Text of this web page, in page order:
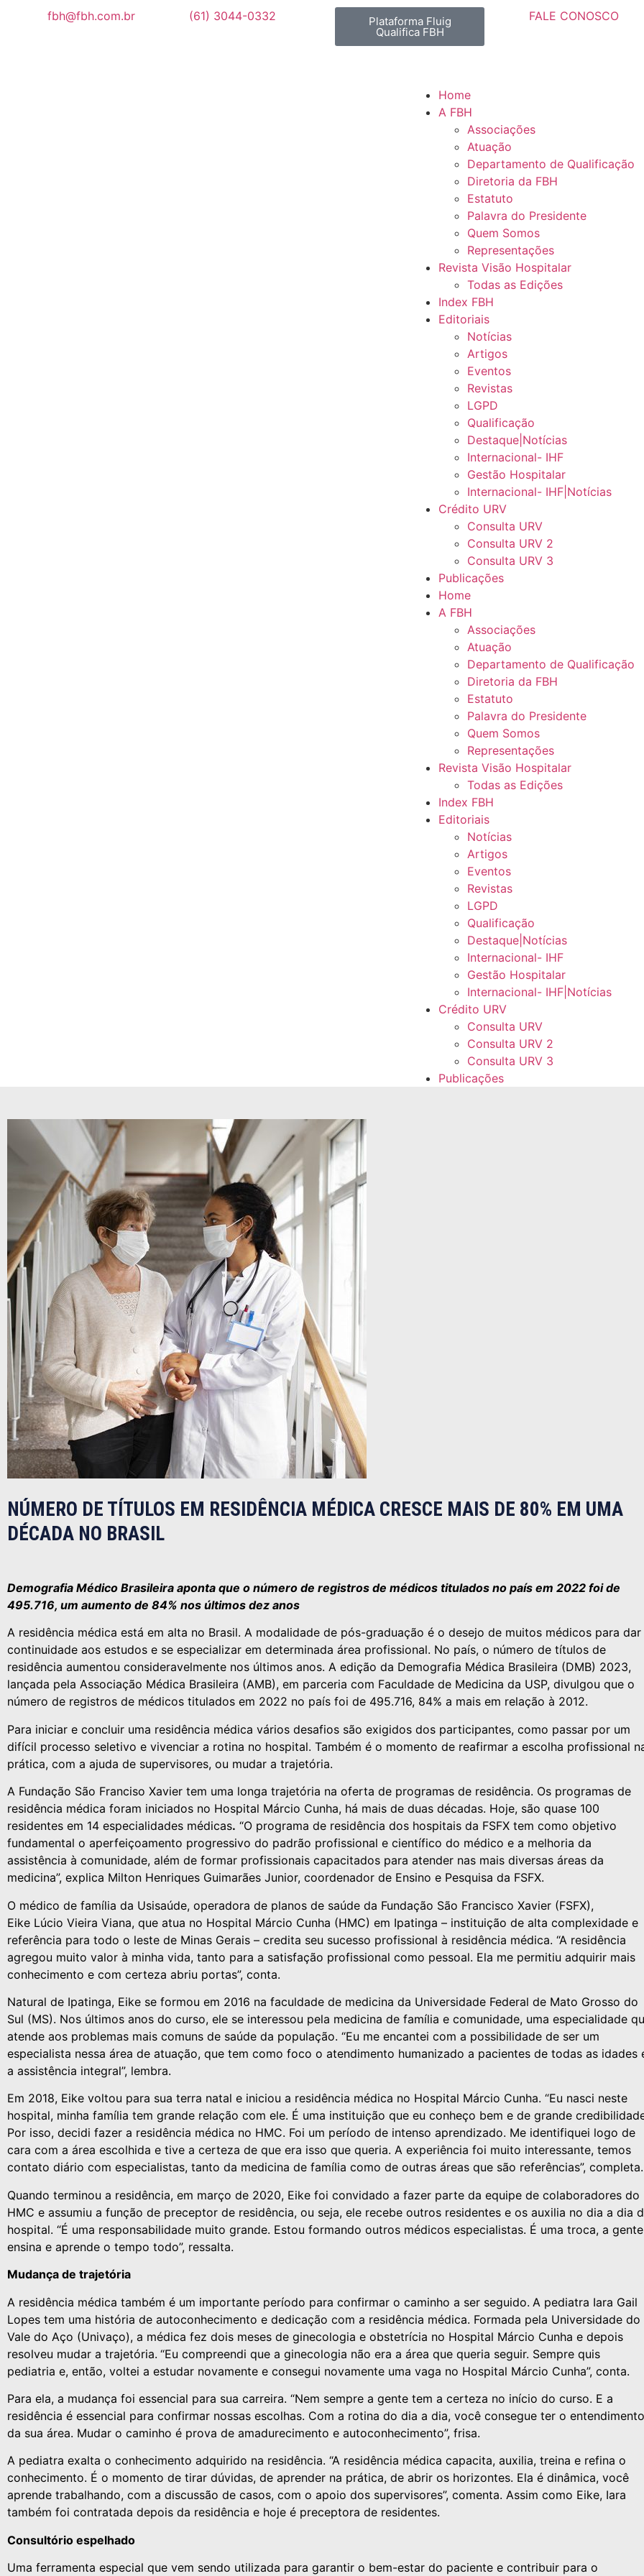
fbh@fbh.com.br (61) 3044-0332 Plataforma Fluig
Qualifica FBH
FALE CONOSCO
Home
A FBH
Associações
Atuação
Departamento de Qualificação
Diretoria da FBH
Estatuto
Palavra do Presidente
Quem Somos
Representações
Revista Visão Hospitalar
Todas as Edições
Index FBH
Editoriais
Notícias
Artigos
Eventos
Revistas
LGPD
Qualificação
Destaque|Notícias
Internacional- IHF
Gestão Hospitalar
Internacional- IHF|Notícias
Crédito URV
Consulta URV
Consulta URV 2
Consulta URV 3
Publicações
Home
A FBH
Associações
Atuação
Departamento de Qualificação
Diretoria da FBH
Estatuto
Palavra do Presidente
Quem Somos
Representações
Revista Visão Hospitalar
Todas as Edições
Index FBH
Editoriais
Notícias
Artigos
Eventos
Revistas
LGPD
Qualificação
Destaque|Notícias
Internacional- IHF
Gestão Hospitalar
Internacional- IHF|Notícias
Crédito URV
Consulta URV
Consulta URV 2
Consulta URV 3
Publicações
NÚMERO DE TÍTULOS EM RESIDÊNCIA MÉDICA CRESCE MAIS DE 80% EM UMA
DÉCADA NO BRASIL
Demografia Médico Brasileira aponta que o número de registros de médicos titulados no país em 2022 foi de
495.716, um aumento de 84% nos últimos dez anos
A residência médica está em alta no Brasil. A modalidade de pós-graduação é o desejo de muitos médicos para dar
continuidade aos estudos e se especializar em determinada área profissional. No país, o número de títulos de
residência aumentou consideravelmente nos últimos anos. A edição da Demografia Médica Brasileira (DMB) 2023,
lançada pela Associação Médica Brasileira (AMB), em parceria com Faculdade de Medicina da USP, divulgou que o
número de registros de médicos titulados em 2022 no país foi de 495.716, 84% a mais em relação à 2012.
Para iniciar e concluir uma residência médica vários desafios são exigidos dos participantes, como passar por um
difícil processo seletivo e vivenciar a rotina no hospital. Também é o momento de reafirmar a escolha profissional
prática, com a ajuda de supervisores, ou mudar a trajetória.
A Fundação São Franciso Xavier tem uma longa trajetória na oferta de programas de residência. Os programas de
residência médica foram iniciados no Hospital Márcio Cunha, há mais de duas décadas. Hoje, são quase 100
residentes em 14 especialidades médicas. “O programa de residência dos hospitais da FSFX tem como objetivo
fundamental o aperfeiçoamento progressivo do padrão profissional e científico do médico e a melhoria da
assistência à comunidade, além de formar profissionais capacitados para atender nas mais diversas áreas da
medicina”, explica Milton Henriques Guimarães Junior, coordenador de Ensino e Pesquisa da FSFX.
O médico de família da Usisaúde, operadora de planos de saúde da Fundação São Francisco Xavier (FSFX),
Eike Lúcio Vieira Viana, que atua no Hospital Márcio Cunha (HMC) em Ipatinga – instituição de alta complexidade e
referência para todo o leste de Minas Gerais – credita seu sucesso profissional à residência médica. “A residência
agregou muito valor à minha vida, tanto para a satisfação profissional como pessoal. Ela me permitiu adquirir mais
conhecimento e com certeza abriu portas”, conta.
Natural de Ipatinga, Eike se formou em 2016 na faculdade de medicina da Universidade Federal de Mato Grosso do
Sul (MS). Nos últimos anos do curso, ele se interessou pela medicina de família e comunidade, uma especialidade
atende aos problemas mais comuns de saúde da população. “Eu me encantei com a possibilidade de ser um
especialista nessa área de atuação, que tem como foco o atendimento humanizado a pacientes de todas as idades
a assistência integral”, lembra.
Em 2018, Eike voltou para sua terra natal e iniciou a residência médica no Hospital Márcio Cunha. “Eu nasci neste
hospital, minha família tem grande relação com ele. É uma instituição que eu conheço bem e de grande
Por isso, decidi fazer a residência médica no HMC. Foi um período de intenso aprendizado. Me identifiquei logo de
cara com a área escolhida e tive a certeza de que era isso que queria. A experiência foi muito interessante, temos
contato diário com especialistas, tanto da medicina de família como de outras áreas que são referências”, completa.
Quando terminou a residência, em março de 2020, Eike foi convidado a fazer parte da equipe de colaboradores do
HMC e assumiu a função de preceptor de residência, ou seja, ele recebe outros residentes e os auxilia no dia a dia
hospital. “É uma responsabilidade muito grande. Estou formando outros médicos especialistas. É uma troca, a gente
ensina e aprende o tempo todo”, ressalta.
Mudança de trajetória
A residência médica também é um importante período para confirmar o caminho a ser seguido. A pediatra Iara Gail
Lopes tem uma história de autoconhecimento e dedicação com a residência médica. Formada pela Universidade do
Vale do Aço (Univaço), a médica fez dois meses de ginecologia e obstetrícia no Hospital Márcio Cunha e depois
resolveu mudar a trajetória. “Eu compreendi que a ginecologia não era a área que queria seguir. Sempre quis
pediatria e, então, voltei a estudar novamente e consegui novamente uma vaga no Hospital Márcio Cunha”, conta.
Para ela, a mudança foi essencial para sua carreira. “Nem sempre a gente tem a certeza no início do curso. E a
residência é essencial para confirmar nossas escolhas. Com a rotina do dia a dia, você consegue ter o entendimento
da sua área. Mudar o caminho é prova de amadurecimento e autoconhecimento”, frisa.
A pediatra exalta o conhecimento adquirido na residência. “A residência médica capacita, auxilia, treina e refina o
conhecimento. É o momento de tirar dúvidas, de aprender na prática, de abrir os horizontes. Ela é dinâmica, você
aprende trabalhando, com a discussão de casos, com o apoio dos supervisores”, comenta. Assim como Eike, Iara
também foi contratada depois da residência e hoje é preceptora de residentes.
Consultório espelhado
Uma ferramenta especial que vem sendo utilizada para garantir o bem-estar do paciente e contribuir para o